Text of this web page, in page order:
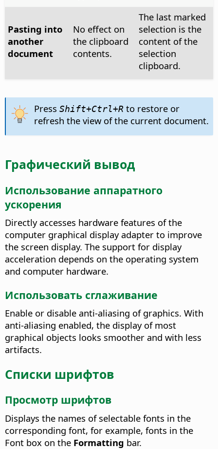
Pasting into
another
document
No effect on
the clipboard
contents.
The last marked
selection is the
content of the
selection
clipboard.
Press Shift+Ctrl+R to restore or
refresh the view of the current document.
Графический вывод
Использование аппаратного
ускорения
Directly accesses hardware features of the
computer graphical display adapter to improve
the screen display. The support for display
acceleration depends on the operating system
and computer hardware.
Использовать сглаживание
Enable or disable anti-aliasing of graphics. With
anti-aliasing enabled, the display of most
graphical objects looks smoother and with less
artifacts.
Списки шрифтов
Просмотр шрифтов
Displays the names of selectable fonts in the
corresponding font, for example, fonts in the
Font box on the Formatting bar.